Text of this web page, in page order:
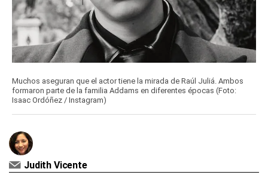
Muchos aseguran que el actor tiene la mirada de Raúl Juliá. Ambos
formaron parte de la familia Addams en diferentes épocas (Foto:
Isaac Ordóñez / Instagram)
Judith Vicente